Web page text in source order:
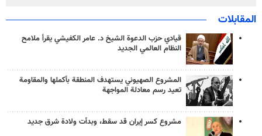
المقابلات
قيادي حزب الدعوة الشيخ د. عامر الكفيشي يقرأ ملامح
النظام العالمي الجديد
المشروع الصهيوني يستهدف المنطقة بأكملها والمقاومة
تعيد رسم معادلة المواجهة
مشروع كسر إيران قد سقط، وبدأت ولادة شرق جديد